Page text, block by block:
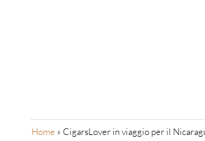
Home » CigarsLover in viaggio per il